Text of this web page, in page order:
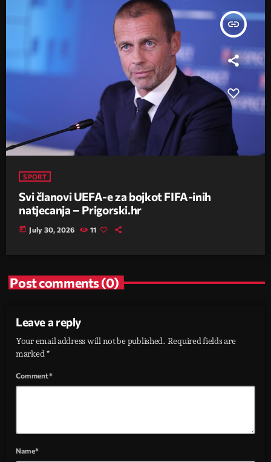
insert_link
SPORT
Svi članovi UEFA-e za bojkot FIFA-inih
natjecanja – Prigorski.hr
today July 30, 2026 11
Post comments (0)
Leave a reply
Your email address will not be published. Required fields are
marked *
Comment*
Name*